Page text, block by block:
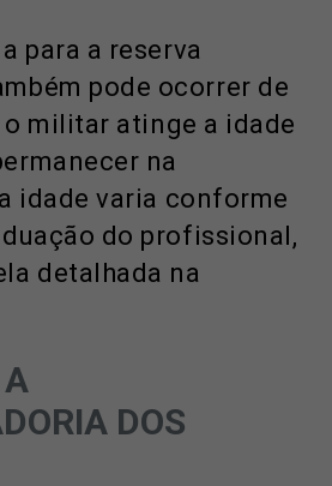
para a reserva
pode ocorrer de
militar atinge a idade
na
idade varia conforme
do profissional,
detalhada na
DOS